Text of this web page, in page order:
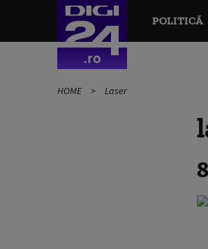
POLITICĂ
HOME Laser